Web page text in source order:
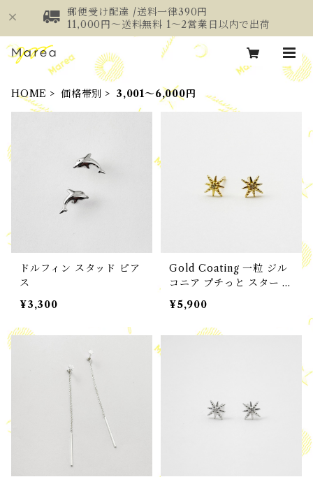
郵便受け配達 /送料一律390円
11,000円～送料無料 1～2営業日以内で出荷
HOME 価格帯別 3,001～6,000円
ドルフィン スタッド ピア
ス
¥3,300
Gold Coating 一粒 ジル
コニア プチっと スター ス
タッド ピアス
¥5,900